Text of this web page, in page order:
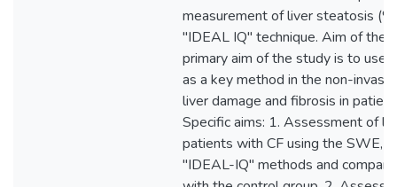
measurement of liver steatosis
"IDEAL IQ" technique. Aim of the
primary aim of the study is to use
as a key method in the non-
liver damage and fibrosis in
Specific aims: 1. Assessment of
patients with CF using the SWE,
"IDEAL-IQ" methods and